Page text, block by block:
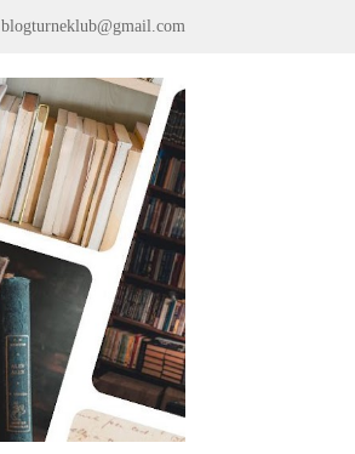
blogturneklub@gmail.com